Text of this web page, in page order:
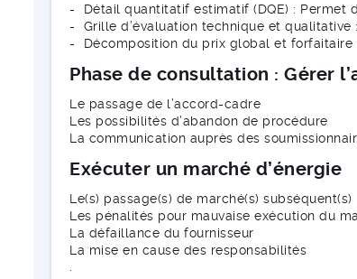
- Détail quantitatif estimatif (DQE) : Permet
- Grille d’évaluation technique et
- Décomposition du prix global et forfaitaire
Phase de consultation : Gérer
Le passage de l’accord-cadre
Les possibilités d’abandon de procédure
La communication auprès des
Exécuter un marché d’énergie
Le(s) passage(s) de marché(s) subséquent(s)
Les pénalités pour mauvaise exécution du
La défaillance du fournisseur
La mise en cause des responsabilités